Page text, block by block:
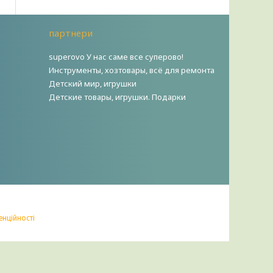
партнери
superovo У нас саме все суперово!
Инструменты, хозтовары, всё для ремонта
Детский мир, игрушки
Детские товары, игрушки. Подарки